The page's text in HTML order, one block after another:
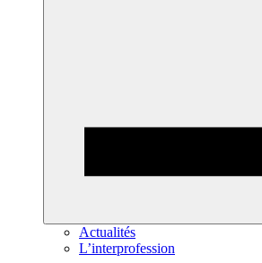
Actualités
L’interprofession